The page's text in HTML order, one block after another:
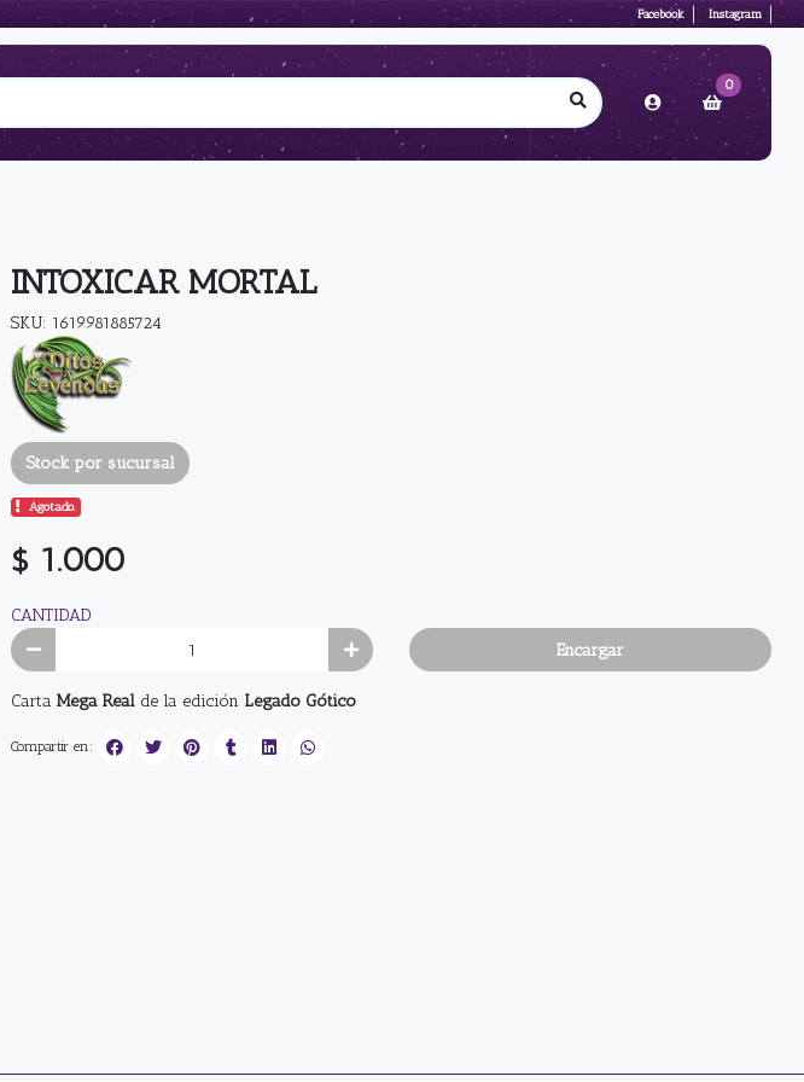
Facebook Instagram
0
INTOXICAR MORTAL
SKU: 1619981885724
Stock por sucursal
Agotado.
$ 1.000
CANTIDAD
Encargar
Carta Mega Real de la edición Legado Gótico
Compartir en: